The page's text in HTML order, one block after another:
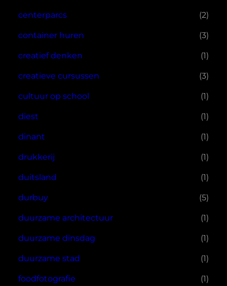
centerparcs (2)
container huren (3)
creatief denken (1)
creatieve cursussen (3)
cultuur op school (1)
diest (1)
dinant (1)
drukkerij (1)
duitsland (1)
durbuy (5)
duurzame architectuur (1)
duurzame dinsdag (1)
duurzame stad (1)
foodfotografie (1)